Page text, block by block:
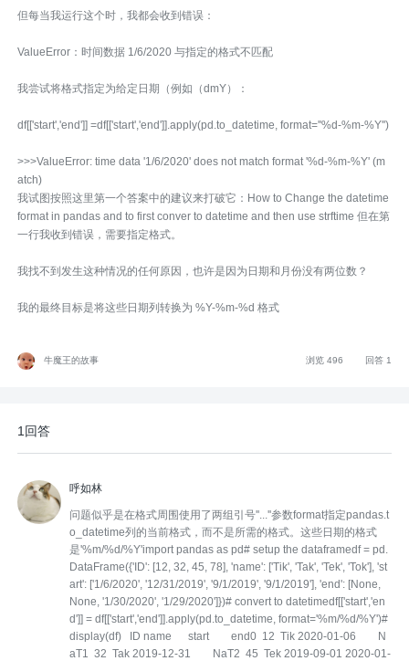
但每当我运行这个时，我都会收到错误：
ValueError：时间数据 1/6/2020 与指定的格式不匹配
我尝试将格式指定为给定日期（例如（dmY）：
df[['start','end']] =df[['start','end']].apply(pd.to_datetime, format=''%d-%m-%Y'')
>>>ValueError: time data '1/6/2020' does not match format '%d-%m-%Y' (m
atch)
我试图按照这里第一个答案中的建议来打破它：How to Change the datetime
format in pandas and to first conver to datetime and then use strftime 但在第
一行我收到错误，需要指定格式。
我找不到发生这种情况的任何原因，也许是因为日期和月份没有两位数？
我的最终目标是将这些日期列转换为 %Y-%m-%d 格式
牛魔王的故事 浏览 496 回答 1
1回答
呼如林
问题似乎是在格式周围使用了两组引号''...''参数format指定pandas.t
o_datetime列的当前格式，而不是所需的格式。这些日期的格式
是'%m/%d/%Y'import pandas as pd# setup the dataframedf = pd.
DataFrame({'ID': [12, 32, 45, 78], 'name': ['Tik', 'Tak', 'Tek', 'Tok'], 'st
art': ['1/6/2020', '12/31/2019', '9/1/2019', '9/1/2019'], 'end': [None,
None, '1/30/2020', '1/29/2020']})# convert to datetimedf[['start','en
d']] = df[['start','end']].apply(pd.to_datetime, format='%m/%d/%Y')#
display(df) ID name start end0 12 Tik 2020-01-06 N
aT1 32 Tak 2019-12-31 NaT2 45 Tek 2019-09-01 2020-01-